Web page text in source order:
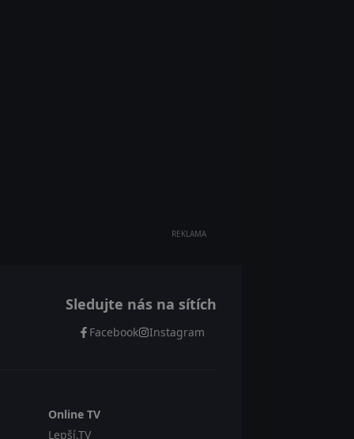
REKLAMA
Sledujte nás na sítích
Facebook Instagram
Online TV
Lepší.TV